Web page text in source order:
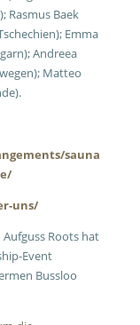
Rasmus Baek
Emma
Andreea
Matteo
sauna
uns/
Aufguss Roots hat
Event
Bussloo